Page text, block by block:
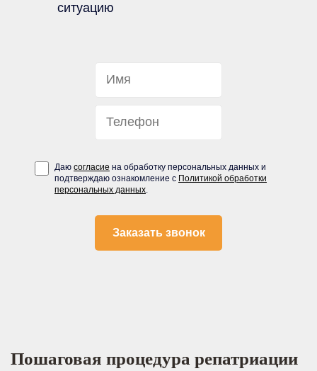
ситуацию
Даю согласие на обработку персональных данных и
подтверждаю ознакомление с Политикой обработки
персональных данных
Пошаговая процедура репатриации